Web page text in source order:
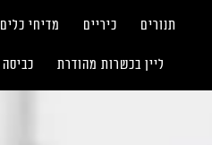
תנורים כיריים מדיחי כלים
ליין בכשרות מהודרת כביסה